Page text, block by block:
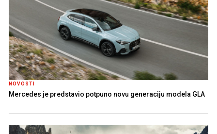
NOVOSTI
Mercedes je predstavio potpuno novu generaciju modela GLA